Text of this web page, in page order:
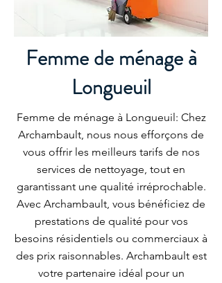
Femme de ménage à
Longueuil
Femme de ménage à Longueuil: Chez
Archambault, nous nous efforçons de
vous offrir les meilleurs tarifs de nos
services de nettoyage, tout en
garantissant une qualité irréprochable.
Avec Archambault, vous bénéficiez de
prestations de qualité pour vos
besoins résidentiels ou commerciaux à
des prix raisonnables. Archambault est
votre partenaire idéal pour un